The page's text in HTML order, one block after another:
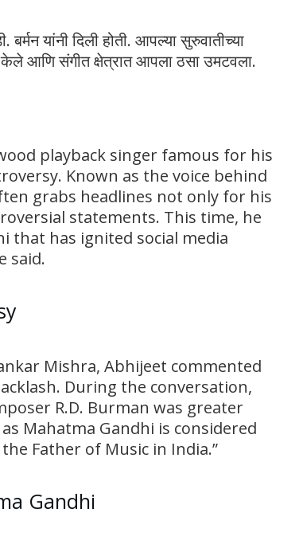
बर्मन यांनी दिली होती. आपल्या सुरुवातीच्या
केले आणि संगीत क्षेत्रात आपला ठसा उमटवला.
playback singer famous for his
Known as the voice behind
grabs headlines not only for his
statements. This time, he
that has ignited social media
said.
Mishra, Abhijeet commented
During the conversation,
R.D. Burman was greater
Mahatma Gandhi is considered
Father of Music in India.”
Gandhi